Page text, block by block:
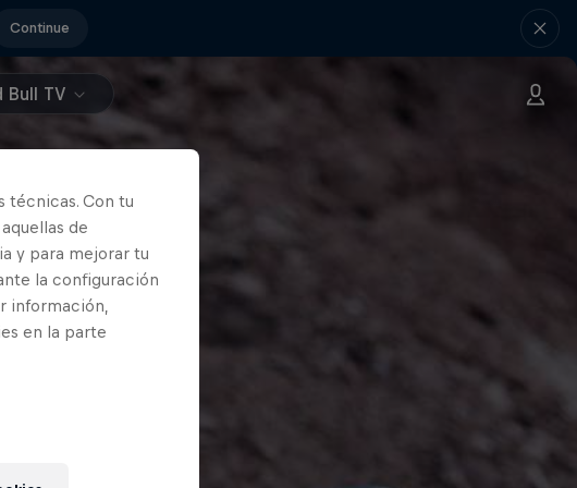
Continue
Bull TV
técnicas. Con tu
de
y para mejorar tu
la configuración
información,
en la parte